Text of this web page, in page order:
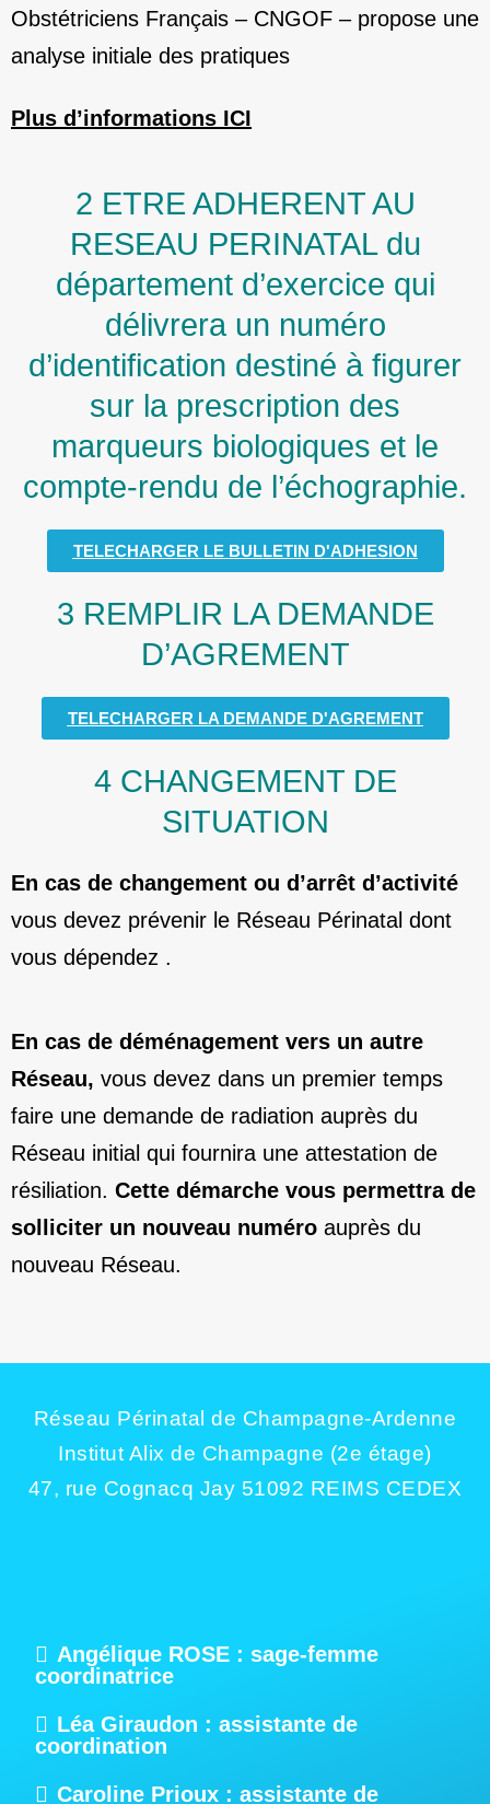
Obstétriciens Français – CNGOF – propose une
analyse initiale des pratiques
Plus d’informations ICI
2 ETRE ADHERENT AU
RESEAU PERINATAL du
département d’exercice qui
délivrera un numéro
d’identification destiné à figurer
sur la prescription des
marqueurs biologiques et le
compte-rendu de l’échographie.
TELECHARGER LE BULLETIN D'ADHESION
3 REMPLIR LA DEMANDE
D’AGREMENT
TELECHARGER LA DEMANDE D'AGREMENT
4 CHANGEMENT DE
SITUATION
En cas de changement ou d’arrêt d’activité
vous devez prévenir le Réseau Périnatal dont
vous dépendez .
En cas de déménagement vers un autre
Réseau, vous devez dans un premier temps
faire une demande de radiation auprès du
Réseau initial qui fournira une attestation de
résiliation. Cette démarche vous permettra de
solliciter un nouveau numéro auprès du
nouveau Réseau.
Réseau Périnatal de Champagne-Ardenne
Institut Alix de Champagne (2e étage)
47, rue Cognacq Jay 51092 REIMS CEDEX
Angélique ROSE : sage-femme
coordinatrice
Léa Giraudon : assistante de
coordination
Caroline Prioux : assistante de